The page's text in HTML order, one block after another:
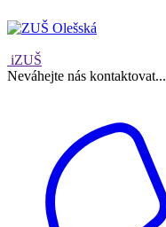
iZUŠ
Neváhejte nás kontaktovat...